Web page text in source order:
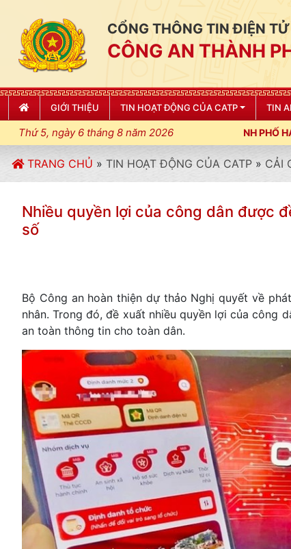
CỔNG THÔNG TIN ĐIỆN TỬ
CÔNG AN THÀNH
GIỚI THIỆU TIN HOẠT ĐỘNG CỦA CATP TIN
Thứ 5, ngày 6 tháng 8 năm 2026
"CÔNG AN THÀNH PHỐ HẢI PHÒNG SIẾT CHẶT
TRANG CHỦ » TIN HOẠT ĐỘNG CỦA CATP » CẢI
Nhiều quyền lợi của công dân được
số
Bộ Công an hoàn thiện dự thảo Nghị quyết về
nhân. Trong đó, đề xuất nhiều quyền lợi của công
an toàn thông tin cho toàn dân.